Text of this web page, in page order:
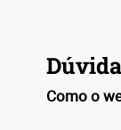
Como o